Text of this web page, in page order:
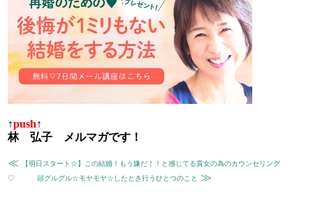
↑push↑
林 弘子 メルマガです！
≪
【明日スタート☆】この結婚！もう嫌だ！！と感じてる貴女の為のカウンセリング
♡
頭グルグル☆モヤモヤ☆したとき行うひとつのこと ≫